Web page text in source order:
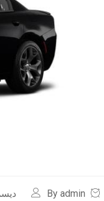
By admin ديسمبر